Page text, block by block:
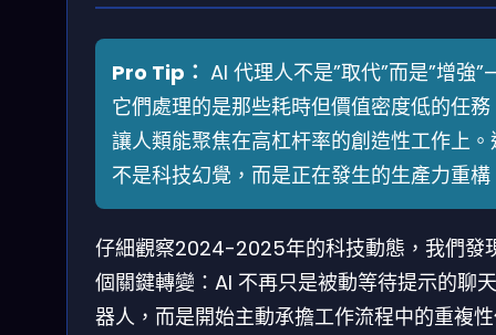
Pro Tip： AI 代理人不是”取代”而是”增強
它們處理的是那些耗時但價值密度低的任務
讓人類能聚焦在高杠杆率的創造性工作上。
不是科技幻覺，而是正在發生的生產力重構
仔細觀察2024-2025年的科技動態，我們發
個關鍵轉變：AI 不再只是被動等待提示的聊
器人，而是開始主動承擔工作流程中的重複